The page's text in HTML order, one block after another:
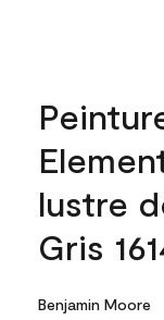
lustre
Gris
Benjamin Moore